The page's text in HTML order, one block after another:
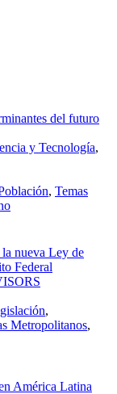
del futuro
y Tecnología,
, Temas
nueva Ley de
Federal
,
Metropolitanos,
América Latina